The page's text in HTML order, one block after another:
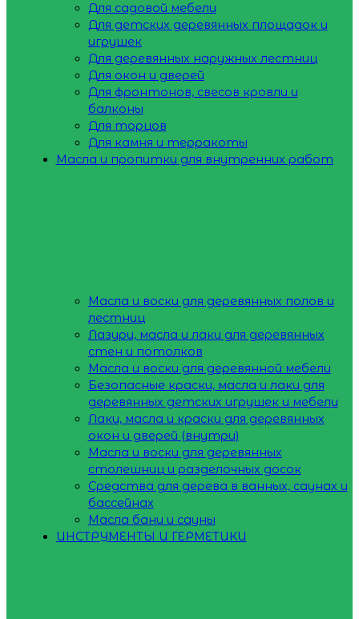
Для садовой мебели
Для детских деревянных площадок и
игрушек
Для деревянных наружных лестниц
Для окон и дверей
Для фронтонов, свесов кровли и
балконы
Для торцов
Для камня и терракоты
Масла и пропитки для внутренних работ
Масла и воски для деревянных полов и
лестниц
Лазури, масла и лаки для деревянных
стен и потолков
Масла и воски для деревянной мебели
Безопасные краски, масла и лаки для
деревянных детских игрушек и мебели
Лаки, масла и краски для деревянных
окон и дверей (внутри)
Масла и воски для деревянных
столешниц и разделочных досок
Средства для дерева в ванных, саунах и
бассейнах
Масла бани и сауны
ИНСТРУМЕНТЫ И ГЕРМЕТИКИ